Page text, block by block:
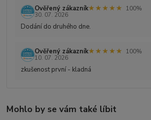
Ověřený zákazník★★★★★
★★★★★
100%
30. 07. 2026
Dodání do druhého dne.
Ověřený zákazník★★★★★
★★★★★
100%
10. 07. 2026
zkušenost první - kladná
Mohlo by se vám také líbit